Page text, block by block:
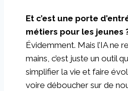
Et c’est une porte
métiers pour les jeunes
Évidemment. Mais l’IA ne
mains, c’est juste un outil
simplifier la vie et faire
voire déboucher sur de